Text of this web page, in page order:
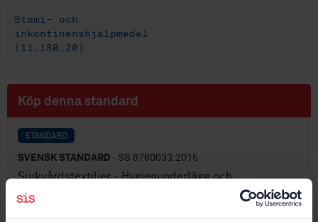
Stomi- och
inkontinenshjälpmedel
(11.180.20)
Köp denna standard
STANDARD
SVENSK STANDARD · SS 8760033:2015
Sjukvårdstextilier - Hygienunderlägg och
lakansskydd för inkontinens